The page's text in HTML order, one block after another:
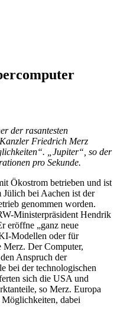
der rasantesten
Friedrich Merz
„Jupiter“, so der
pro Sekunde.
Ökostrom betrieben und ist
Jülich bei Aachen ist der
genommen worden.
Ministerpräsident Hendrik
eröffne „ganz neue
Modellen oder für
Merz. Der Computer,
Anspruch der
bei der technologischen
sich die USA und
so Merz. Europa
dabei